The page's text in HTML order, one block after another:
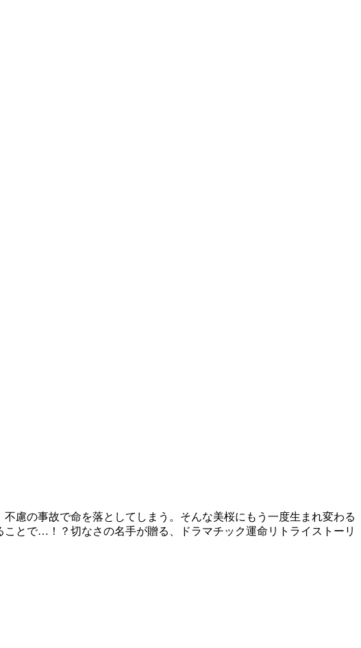
慮の事故で命を落としてしまう。そんな美桜にもう一度生まれ変わる
とで…！？切なさの名手が贈る、ドラマチック運命リトライストーリ